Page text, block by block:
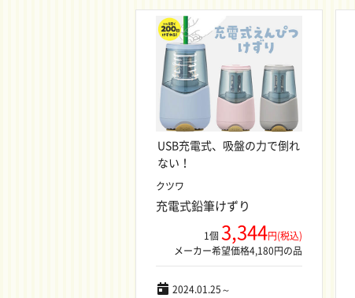
USB充電式、吸盤の力で倒れ
ない！
クツワ
充電式鉛筆けずり
1個 3,344円(税込)
メーカー希望価格4,180円の品
2024.01.25～